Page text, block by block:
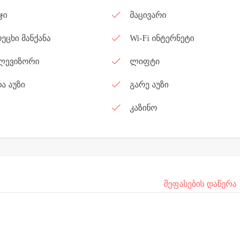
მაცივარი
მანქანა Wi-Fi ინტერნეტი
ლიფტი
აუზი გარე აუზი
კაზინო
შეფასების დაწერა